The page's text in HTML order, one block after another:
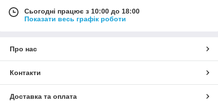
Сьогодні працює з 10:00 до 18:00
Показати весь графік роботи
Про нас
Контакти
Доставка та оплата